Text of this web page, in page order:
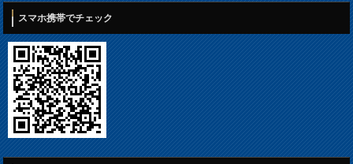
スマホ携帯でチェック